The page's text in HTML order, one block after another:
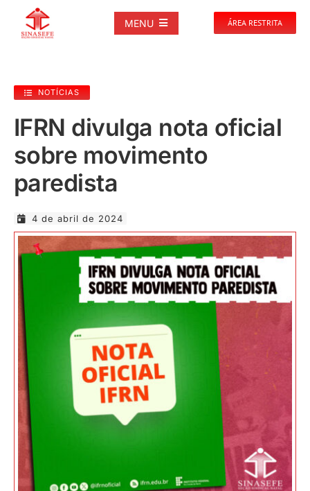
MENU
NOTÍCIAS
PUBLICAÇÕES
DOCUMENTOS
GALERIAS
EVENTOS
JURÍDICO
CLUBE
CONTATO
ÁREA RESTRITA
NOTÍCIAS
IFRN divulga nota oficial
sobre movimento
paredista
4 de abril de 2024